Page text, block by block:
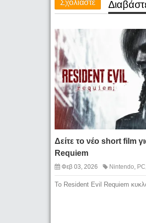
Σχολιάστε
Δείτε το νέο short film
Requiem
Φεβ 03, 2026 Nintendo PC
To Resident Evil Requiem